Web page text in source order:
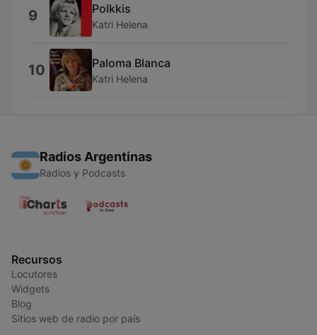
9 Polkkis
Katri Helena
10 Paloma Blanca
Katri Helena
Radios Argentinas
Radios y Podcasts
Recursos
Locutores
Widgets
Blog
Sitios web de radio por país